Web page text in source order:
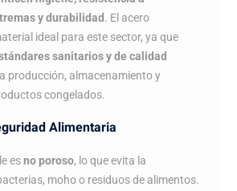
y durabilidad. El acero
ideal para este sector, ya que
sanitarios y de calidad
producción, almacenamiento y
congelados.
Alimentaria
esno poroso, lo que evita la
moho o residuos de alimentos.